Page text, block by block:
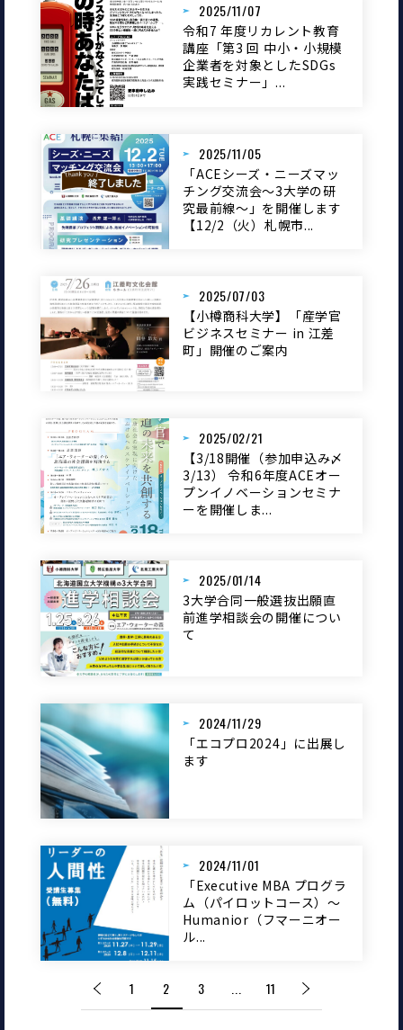
2025/11/07
令和7 年度リカレント教育
講座「第3 回 中小・小規模
企業者を対象としたSDGs
実践セミナー」...
2025/11/05
「ACEシーズ・ニーズマッ
チング交流会～3大学の研
究最前線～」を開催します
【12/2（火）札幌市...
2025/07/03
【小樽商科大学】「産学官
ビジネスセミナー in 江差
町」開催のご案内
2025/02/21
【3/18開催（参加申込み〆
3/13） 令和6年度ACEオー
プンイノベーションセミナ
ーを開催しま...
2025/01/14
3大学合同一般選抜出願直
前進学相談会の開催につい
て
2024/11/29
「エコプロ2024」に出展し
ます
2024/11/01
「Executive MBA プログラ
ム（パイロットコース）～
Humanior（フマーニオー
ル...
1 2 3 ... 11